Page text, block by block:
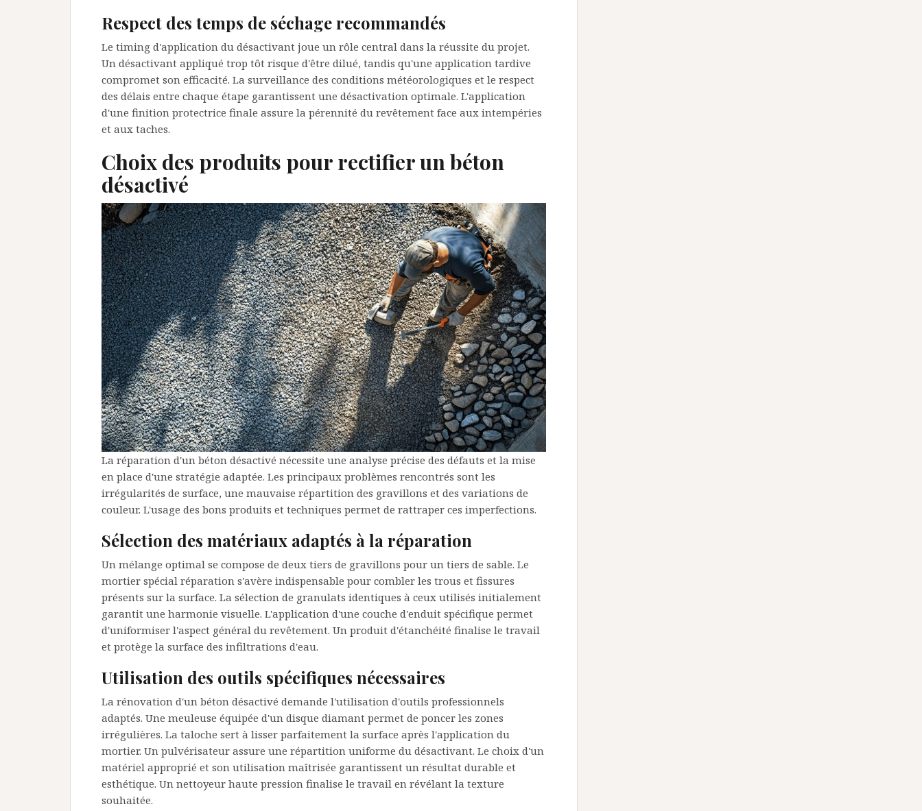
Respect des temps de séchage recommandés
Le timing d'application du désactivant joue un rôle central dans la réussite du projet.
Un désactivant appliqué trop tôt risque d'être dilué, tandis qu'une application tardive
compromet son efficacité. La surveillance des conditions météorologiques et le respect
des délais entre chaque étape garantissent une désactivation optimale. L'application
d'une finition protectrice finale assure la pérennité du revêtement face aux intempéries
et aux taches.
Choix des produits pour rectifier un béton
désactivé
La réparation d'un béton désactivé nécessite une analyse précise des défauts et la mise
en place d'une stratégie adaptée. Les principaux problèmes rencontrés sont les
irrégularités de surface, une mauvaise répartition des gravillons et des variations de
couleur. L'usage des bons produits et techniques permet de rattraper ces imperfections.
Sélection des matériaux adaptés à la réparation
Un mélange optimal se compose de deux tiers de gravillons pour un tiers de sable. Le
mortier spécial réparation s'avère indispensable pour combler les trous et fissures
présents sur la surface. La sélection de granulats identiques à ceux utilisés initialement
garantit une harmonie visuelle. L'application d'une couche d'enduit spécifique permet
d'uniformiser l'aspect général du revêtement. Un produit d'étanchéité finalise le travail
et protège la surface des infiltrations d'eau.
Utilisation des outils spécifiques nécessaires
La rénovation d'un béton désactivé demande l'utilisation d'outils professionnels
adaptés. Une meuleuse équipée d'un disque diamant permet de poncer les zones
irrégulières. La taloche sert à lisser parfaitement la surface après l'application du
mortier. Un pulvérisateur assure une répartition uniforme du désactivant. Le choix d'un
matériel approprié et son utilisation maîtrisée garantissent un résultat durable et
esthétique. Un nettoyeur haute pression finalise le travail en révélant la texture
souhaitée.